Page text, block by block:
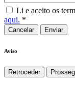
Li e aceito os
aqui. *
Cancelar
Aviso
Retroceder